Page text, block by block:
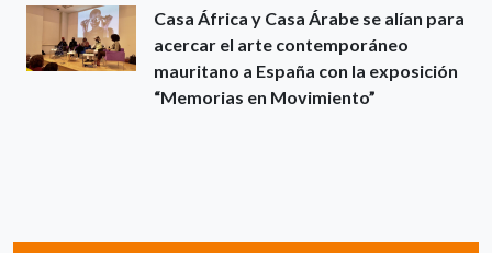
Casa África y Casa Árabe se alían para
acercar el arte contemporáneo
mauritano a España con la exposición
“Memorias en Movimiento”